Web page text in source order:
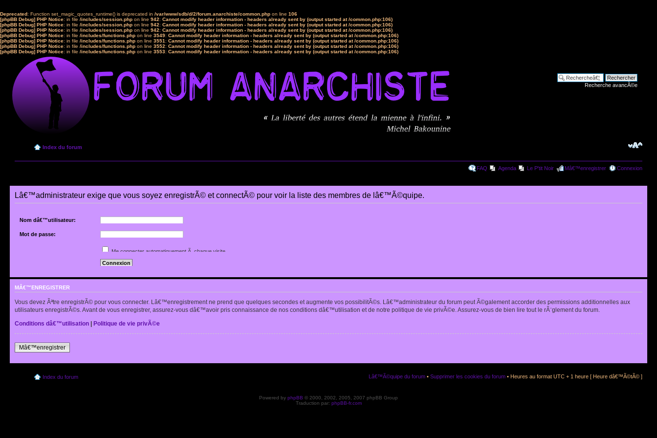
Deprecated: Function set_magic_quotes_runtime() is deprecated in /var/www/sdb/d/2/forum.anarchiste/common.php on line 106
[phpBB Debug] PHP Notice: in file /includes/session.php on line 942: Cannot modify header information - headers already sent by (output started at /common.php:106)
[phpBB Debug] PHP Notice: in file /includes/session.php on line 942: Cannot modify header information - headers already sent by (output started at /common.php:106)
[phpBB Debug] PHP Notice: in file /includes/session.php on line 942: Cannot modify header information - headers already sent by (output started at /common.php:106)
[phpBB Debug] PHP Notice: in file /includes/functions.php on line 3549: Cannot modify header information - headers already sent by (output started at /common.php:106)
[phpBB Debug] PHP Notice: in file /includes/functions.php on line 3551: Cannot modify header information - headers already sent by (output started at /common.php:106)
[phpBB Debug] PHP Notice: in file /includes/functions.php on line 3552: Cannot modify header information - headers already sent by (output started at /common.php:106)
[phpBB Debug] PHP Notice: in file /includes/functions.php on line 3553: Cannot modify header information - headers already sent by (output started at /common.php:106)
Recherche avancÃ©e
Index du forum
FAQ Agenda Le P'tit Noir Mâ€™enregistrer Connexion
Lâ€™administrateur exige que vous soyez enregistrÃ© et connectÃ© pour voir la liste des membres de lâ€™Ã©quipe.
Nom dâ€™utilisateur:
Mot de passe:
Renvoyer lâ€™e-mail de confirmation
Me connecter automatiquement Ã chaque visite
Cacher mon statut en ligne pour cette session
MÂ€™ENREGISTRER
Vous devez Ãªtre enregistrÃ© pour vous connecter. Lâ€™enregistrement ne prend que quelques secondes et augmente vos possibilitÃ©s. Lâ€™administrateur du forum peut Ã©galement accorder des permissions additionnelles aux
utilisateurs enregistrÃ©s. Avant de vous enregistrer, assurez-vous dâ€™avoir pris connaissance de nos conditions dâ€™utilisation et de notre politique de vie privÃ©e. Assurez-vous de bien lire tout le rÃ¨glement du forum.
Conditions dâ€™utilisation
Politique de vie privÃ©e
Mâ€™enregistrer
Index du forum Lâ€™Ã©quipe du forum • Supprimer les cookies du forum • Heures au format UTC + 1 heure [ Heure dâ€™Ã©tÃ© ]
Powered by phpBB © 2000, 2002, 2005, 2007 phpBB Group
Traduction par: phpBB-fr.com